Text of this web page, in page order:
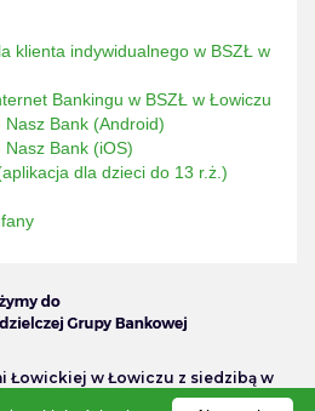
klienta indywidualnego w BSZŁ w
Bankingu w BSZŁ w Łowiczu
Bank (Android)
Bank (iOS)
dla dzieci do 13 r.ż.)
Łowickiej w Łowiczu z siedzibą w
99-400 Łowicz, zarejestrowany w